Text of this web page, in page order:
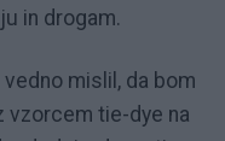
in drogam.
mislil, da bom
vzorcem tie-dye na